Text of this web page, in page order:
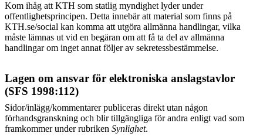
Kom ihåg att KTH som statlig myndighet lyder under
offentlighetsprincipen. Detta innebär att material som finns på
KTH.se/social kan komma att utgöra allmänna handlingar, vilka
måste lämnas ut vid en begäran om att få ta del av allmänna
handlingar om inget annat följer av sekretessbestämmelse.
Lagen om ansvar för elektroniska anslagstavlor
(SFS 1998:112)
Sidor/inlägg/kommentarer publiceras direkt utan någon
förhandsgranskning och blir tillgängliga för andra enligt vad som
framkommer under rubriken Synlighet.